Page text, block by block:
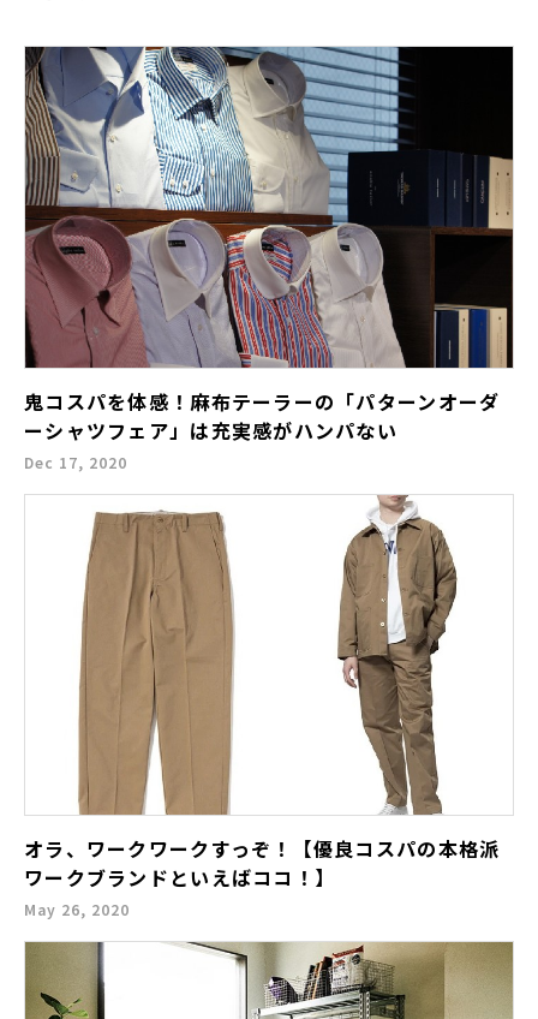
鬼コスパを体感！麻布テーラーの「パターンオーダ
ーシャツフェア」は充実感がハンパない
Dec 17, 2020
オラ、ワークワークすっぞ！【優良コスパの本格派
ワークブランドといえばココ！】
May 26, 2020